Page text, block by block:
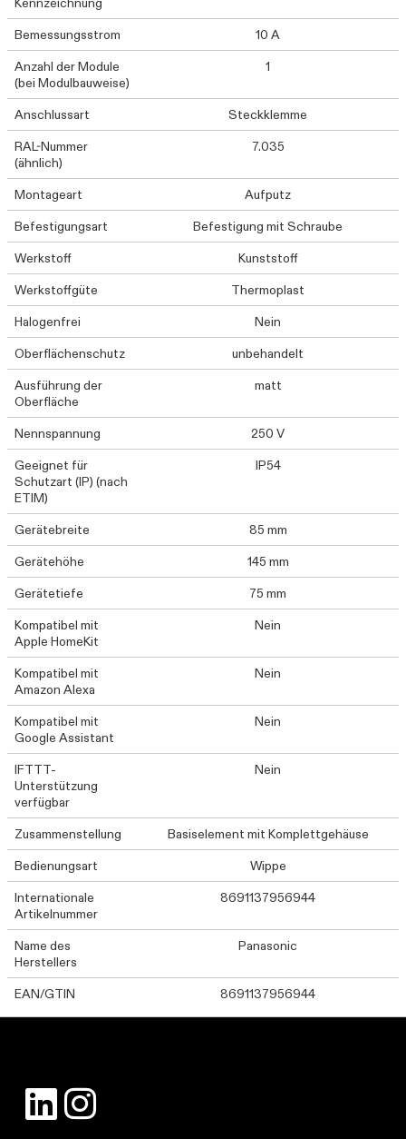
Bemessungsstrom
10 A
Anzahl der Module
(bei Modulbauweise)
1
Anschlussart
Steckklemme
RAL-Nummer
(ähnlich)
7.035
Montageart
Aufputz
Befestigungsart
Befestigung mit Schraube
Werkstoff
Kunststoff
Werkstoffgüte
Thermoplast
Halogenfrei
Nein
Oberflächenschutz
unbehandelt
Ausführung der
Oberfläche
matt
Nennspannung
250 V
Geeignet für
Schutzart (IP) (nach
ETIM)
IP54
Gerätebreite
85 mm
Gerätehöhe
145 mm
Gerätetiefe
75 mm
Kompatibel mit
Apple HomeKit
Nein
Kompatibel mit
Amazon Alexa
Nein
Kompatibel mit
Google Assistant
Nein
IFTTT-
Unterstützung
verfügbar
Nein
Zusammenstellung
Basiselement mit Komplettgehäuse
Bedienungsart
Wippe
Internationale
Artikelnummer
8691137956944
Name des
Herstellers
Panasonic
EAN/GTIN 8691137956944